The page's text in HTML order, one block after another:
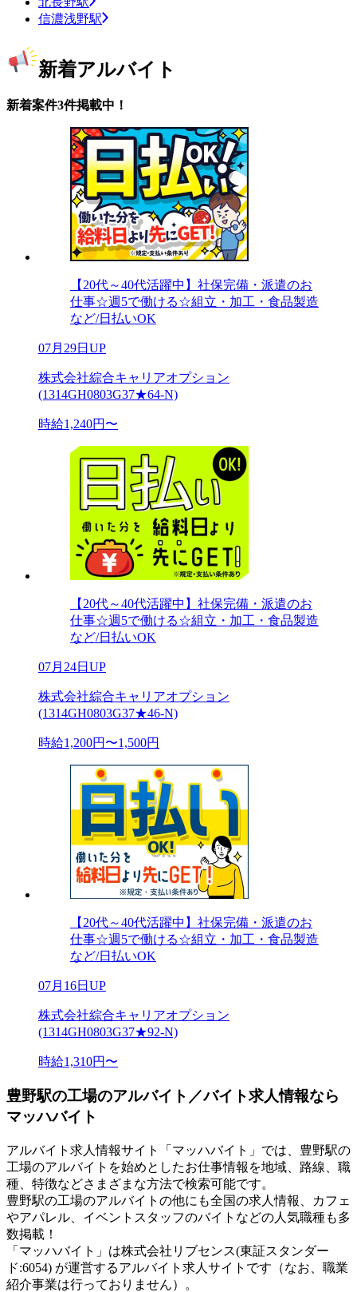
信濃浅野駅
新着アルバイト
新着案件3件掲載中！
【20代～40代活躍中】社保完備・派遣のお
仕事☆週5で働ける☆組立・加工・食品製造
など/日払いOK
07月29日UP
株式会社綜合キャリアオプション
(1314GH0803G37★64-N)
時給1,240円〜
【20代～40代活躍中】社保完備・派遣のお
仕事☆週5で働ける☆組立・加工・食品製造
など/日払いOK
07月24日UP
株式会社綜合キャリアオプション
(1314GH0803G37★46-N)
時給1,200円〜1,500円
【20代～40代活躍中】社保完備・派遣のお
仕事☆週5で働ける☆組立・加工・食品製造
など/日払いOK
07月16日UP
株式会社綜合キャリアオプション
(1314GH0803G37★92-N)
時給1,310円〜
豊野駅の工場のアルバイト／バイト求人情報なら
マッハバイト
アルバイト求人情報サイト「マッハバイト」では、豊野駅の
工場のアルバイトを始めとしたお仕事情報を地域、路線、職
種、特徴などさまざまな方法で検索可能です。
豊野駅の工場のアルバイトの他にも全国の求人情報、カフェ
やアパレル、イベントスタッフのバイトなどの人気職種も多
数掲載！
「マッハバイト」は株式会社リブセンス(東証スタンダー
ド:6054) が運営するアルバイト求人サイトです（なお、職業
紹介事業は行っておりません）。